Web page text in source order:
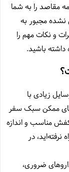
مقاصد را به شما
مجبور به
و نکات مهم را
باشید.
زیادی با
جای ممکن سبک سفر
مناسب و اندازه
در
ضروری،